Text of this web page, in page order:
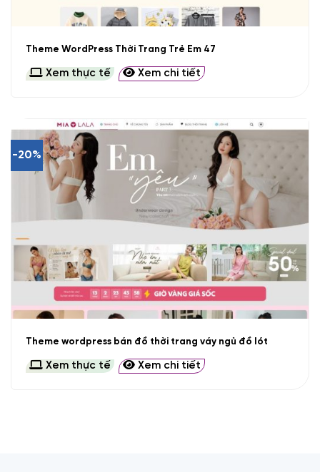
Theme WordPress Thời Trang Trẻ Em 47
Xem thực tế Xem chi tiết
-20%
Theme wordpress bán đồ thời trang váy ngủ đồ lót
Xem thực tế Xem chi tiết